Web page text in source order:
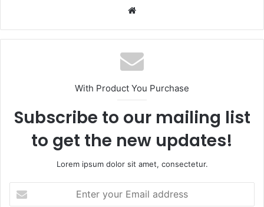
Website
With Product You Purchase
Subscribe to our mailing list
to get the new updates!
Lorem ipsum dolor sit amet, consectetur.
your